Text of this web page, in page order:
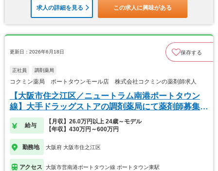
求人の詳細を見る この求人に興味がある
更新日：2026年6月18日 保存する
正社員 調剤薬局
コクミン薬局 ポートタウンモール店 株式会社コクミンの薬剤師求人
【大阪市住之江区／ニュートラム南港ポートタウン
線】大手ドラッグストアの調剤薬局にて薬剤師募集で
す★
給与
【月収】26.0万円以上 24歳～モデル
【年収】430万円～600万円
勤務地 大阪府 大阪市住之江区
アクセス 大阪市営南港ポートタウン線 ポートタウン東駅